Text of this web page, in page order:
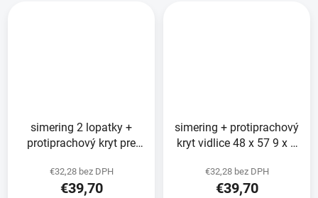
simering 2 lopatky +
protiprachový kryt pre
WP 48 mm SKF
€32,28 bez DPH
€39,70
simering + protiprachový
kryt vidlice 48 x 57 9 x 9
€32,28 bez DPH
€39,70